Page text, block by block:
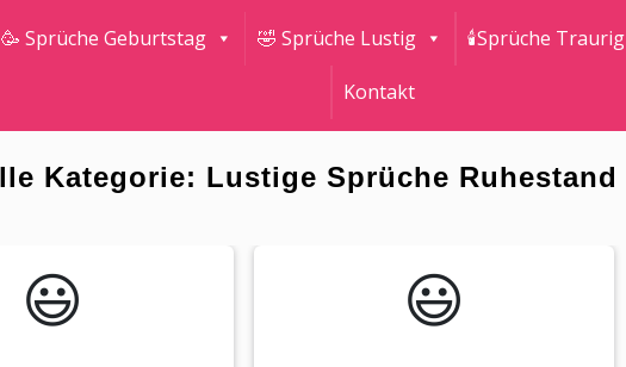
🥳 Sprüche Geburtstag 🤣 Sprüche Lustig 🕯Sprüche Traurig
Kontakt
Kategorie: Lustige Sprüche Ruhestand
😃️ 😃️